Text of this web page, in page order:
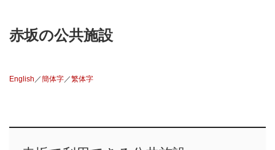
赤坂の公共施設
English ／簡体字／繁体字